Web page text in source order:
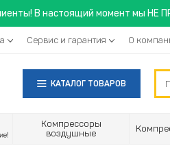
В настоящий момент мы НЕ
Сервис и гарантия О
КАТАЛОГ ТОВАРОВ
Компрессоры
воздушные